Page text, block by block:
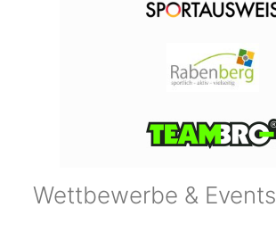
Wettbewerbe & Events